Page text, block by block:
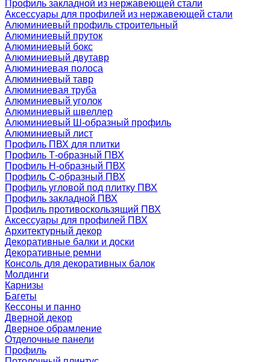
Профиль закладной из нержавеющей стали
Аксессуары для профилей из нержавеющей стали
Алюминиевый профиль строительный
Алюминиевый пруток
Алюминиевый бокс
Алюминиевый двутавр
Алюминиевая полоса
Алюминиевый тавр
Алюминиевая труба
Алюминиевый уголок
Алюминиевый швеллер
Алюминиевый Ш-образный профиль
Алюминиевый лист
Профиль ПВХ для плитки
Профиль Т-образный ПВХ
Профиль H-образный ПВХ
Профиль C-образный ПВХ
Профиль угловой под плитку ПВХ
Профиль закладной ПВХ
Профиль противоскользящий ПВХ
Аксессуары для профилей ПВХ
Архитектурный декор
Декоративные балки и доски
Декоративные ремни
Консоль для декоративных балок
Молдинги
Карнизы
Багеты
Кессоны и панно
Дверной декор
Дверное обрамление
Отделочные панели
Профиль